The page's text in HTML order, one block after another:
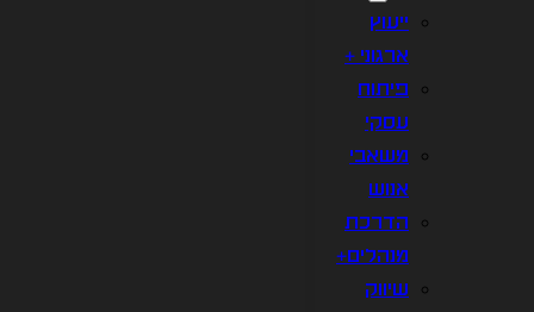
ייעוץ
ארגוני +
פיתוח
עסקי
משאבי
אנוש
הדרכת
מנהלים+
שיווק